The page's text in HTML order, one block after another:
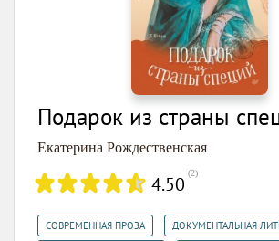
Подарок из страны
Екатерина Рождественская
4.50 (2)
СОВРЕМЕННАЯ ПРОЗА ДОКУМЕНТАЛЬНАЯ